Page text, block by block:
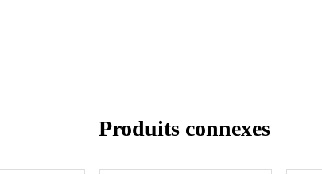
Produits connexes